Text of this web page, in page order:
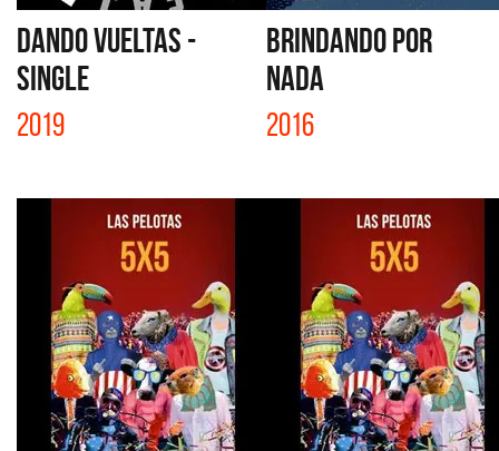
DANDO VUELTAS -
SINGLE
2019
BRINDANDO POR
NADA
2016